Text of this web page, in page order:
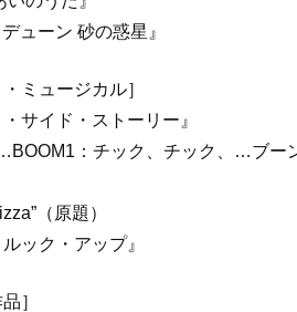
ューン 砂の惑星』
・ミュージカル］
・サイド・ストーリー』
：チック、チック、…ブー
（原題）
ルック・アップ』
］